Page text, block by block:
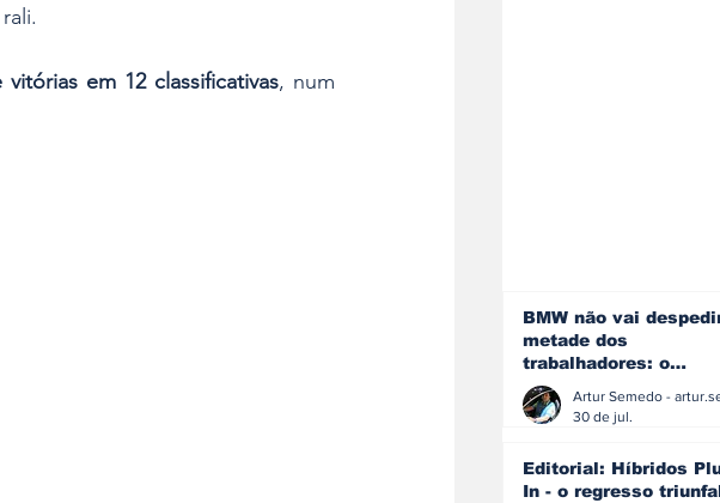
vitórias em 12 classificativas, num
BMW não vai
metade dos
trabalhadores: o
problema é o
que muitos decidiram
30 de jul.
Editorial: Híbridos
In - o regresso